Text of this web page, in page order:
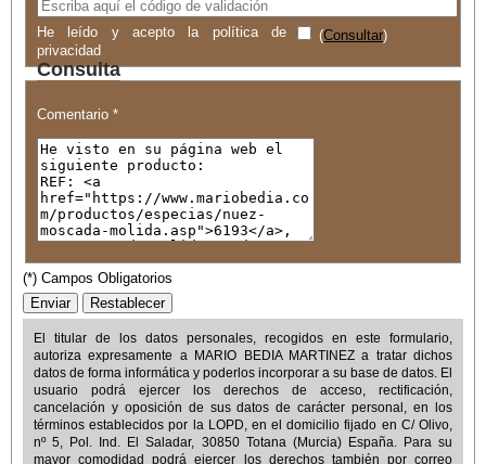
He leído y acepto la política de
privacidad
(Consultar)
Consulta
Comentario *
(*) Campos Obligatorios
El titular de los datos personales, recogidos en este formulario,
autoriza expresamente a
MARIO BEDIA MARTINEZa tratar dichos
datos de forma informática y poderlos incorporar a su base de datos. El
usuario podrá ejercer los derechos de acceso, rectificación,
cancelación y oposición de sus datos de carácter personal, en los
términos establecidos por la LOPD, en el domicilio fijado en C/ Olivo,
nº 5, Pol. Ind. El Saladar, 30850 Totana (Murcia) España . Para su
mayor comodidad podrá ejercer los derechos también por correo